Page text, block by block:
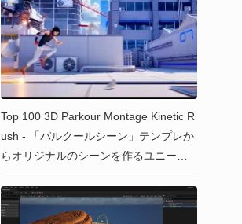
Top 100 3D Parkour Montage Kinetic R
ush - 「パルクールシーン」テンプレか
らオリジナルのシーンを作るユニーク
加作品3,373中のモンタージュ映像が公
開中！ #KineticRush